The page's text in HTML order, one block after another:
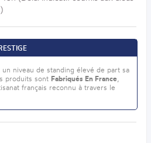
un niveau de standing élevé de part sa
produits sont Fabriqués En France,
français reconnu à travers le